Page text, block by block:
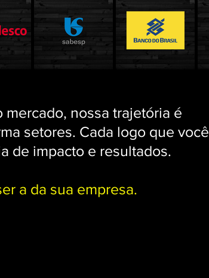
nossa trajetória é
setores. Cada logo que você
de impacto e resultados.
a da sua empresa.